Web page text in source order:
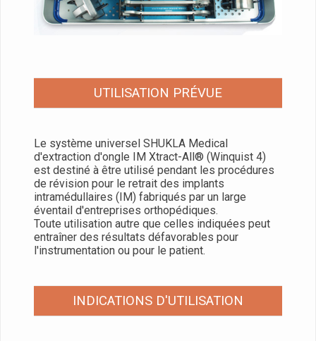
UTILISATION PRÉVUE
Le système universel SHUKLA Medical
d'extraction d'ongle IM Xtract-All® (Winquist 4)
est destiné à être utilisé pendant les procédures
de révision pour le retrait des implants
intramédullaires (IM) fabriqués par un large
éventail d'entreprises orthopédiques.
Toute utilisation autre que celles indiquées peut
entraîner des résultats défavorables pour
l'instrumentation ou pour le patient.
INDICATIONS D'UTILISATION